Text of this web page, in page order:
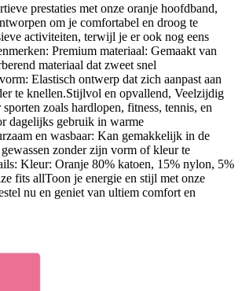
prestaties met onze oranje hoofdband,
om je comfortabel en droog te
activiteiten, terwijl je er ook nog eens
Premium materiaal: Gemaakt van
materiaal dat zweet snel
Elastisch ontwerp dat zich aanpast aan
te knellen.Stijlvol en opvallend, Veelzijdig
zoals hardlopen, fitness, tennis, en
dagelijks gebruik in warme
en wasbaar: Kan gemakkelijk in de
zonder zijn vorm of kleur te
Kleur: Oranje 80% katoen, 15% nylon, 5%
fits allToon je energie en stijl met onze
nu en geniet van ultiem comfort en